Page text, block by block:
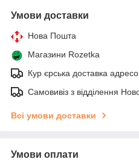
Умови доставки
Нова Пошта
Магазини Rozetka
Кур єрська доставка
Самовивіз з відділення
Всі умови доставки
Умови оплати